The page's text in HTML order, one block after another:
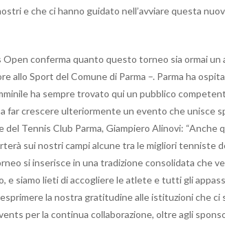
e che ci hanno guidato nell’avviare questa
Open conferma quanto questo torneo sia ormai
Sport del Comune di Parma –. Parma ha
ha sempre trovato qui un pubblico
a far crescere ulteriormente un evento che unisce
Tennis Club Parma, Giampiero Alinovi: “Anche
sui nostri campi alcune tra le migliori tenniste
si inserisce in una tradizione consolidata che
e siamo lieti di accogliere le atlete e tutti gli
la nostra gratitudine alle istituzioni che ci
per la continua collaborazione, oltre agli